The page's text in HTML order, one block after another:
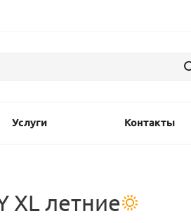
Услуги Контакты
XL летние